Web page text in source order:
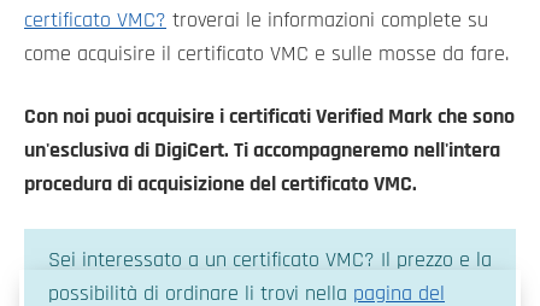
certificato VMC? troverai le informazioni complete su
come acquisire il certificato VMC e sulle mosse da fare.
Con noi puoi acquisire i certificati Verified Mark che sono
un'esclusiva di DigiCert. Ti accompagneremo nell'intera
procedura di acquisizione del certificato VMC.
Sei interessato a un certificato VMC? Il prezzo e la
possibilità di ordinare li trovi nella pagina del